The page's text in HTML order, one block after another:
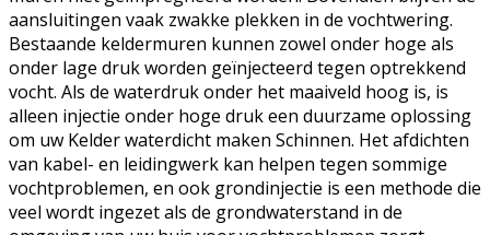
aansluitingen vaak zwakke plekken in de vochtwering.
Bestaande keldermuren kunnen zowel onder hoge als
onder lage druk worden geïnjecteerd tegen optrekkend
vocht. Als de waterdruk onder het maaiveld hoog is, is
alleen injectie onder hoge druk een duurzame oplossing
om uw Kelder waterdicht maken Schinnen. Het afdichten
van kabel- en leidingwerk kan helpen tegen sommige
vochtproblemen, en ook grondinjectie is een methode die
veel wordt ingezet als de grondwaterstand in de